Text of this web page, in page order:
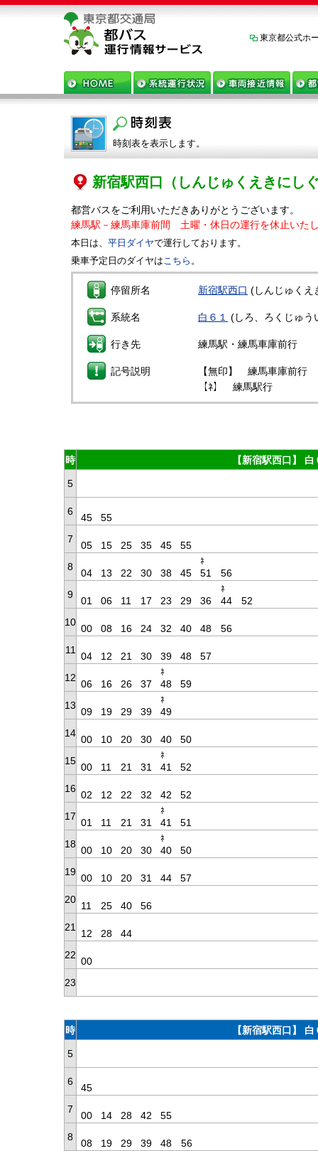
東京都公式ホ
時刻表を表示します。
新宿駅西口 （しんじゅくえきにし
都営バスをご利用いただきありがとうございます。
練馬駅－練馬車庫前間 土曜・休日の運行を休止いた
本日は、 平日ダイヤで運行しております。
乗車予定日のダイヤはこちら 。
停留所名 新宿駅西口 (しんじゅくえ
系統名 白６１ (しろ、ろくじゅう
行き先 練馬駅・練馬車庫前行
記号説明
【無印】 練馬車庫前行
【ﾈ】 練馬駅行
時 【新宿駅西口】
5
6
45
55
7
05 15 25 35 45
55
8
04 13 22 30 38 45
ﾈ
51
56
9
01 06 11 17 23 29 36
ﾈ
44
52
10
00 08 16 24 32 40 48
56
11
04 12 21 30 39 48
57
12
06 16 26 37
ﾈ
48
59
13
09 19 29 39
ﾈ
49
14
00 10 20 30 40
50
15
00 11 21 31
ﾈ
41
52
16
02 12 22 32 42
52
17
01 11 21 31
ﾈ
41
51
18
00 10 20 30
ﾈ
40
50
19
00 10 20 31 44
57
20
11 25 40
56
21
12 28
44
22
00
23
時 【新宿駅西口】
5
6
45
7
00 14 28 42
55
8
08 19 29 39 48
56